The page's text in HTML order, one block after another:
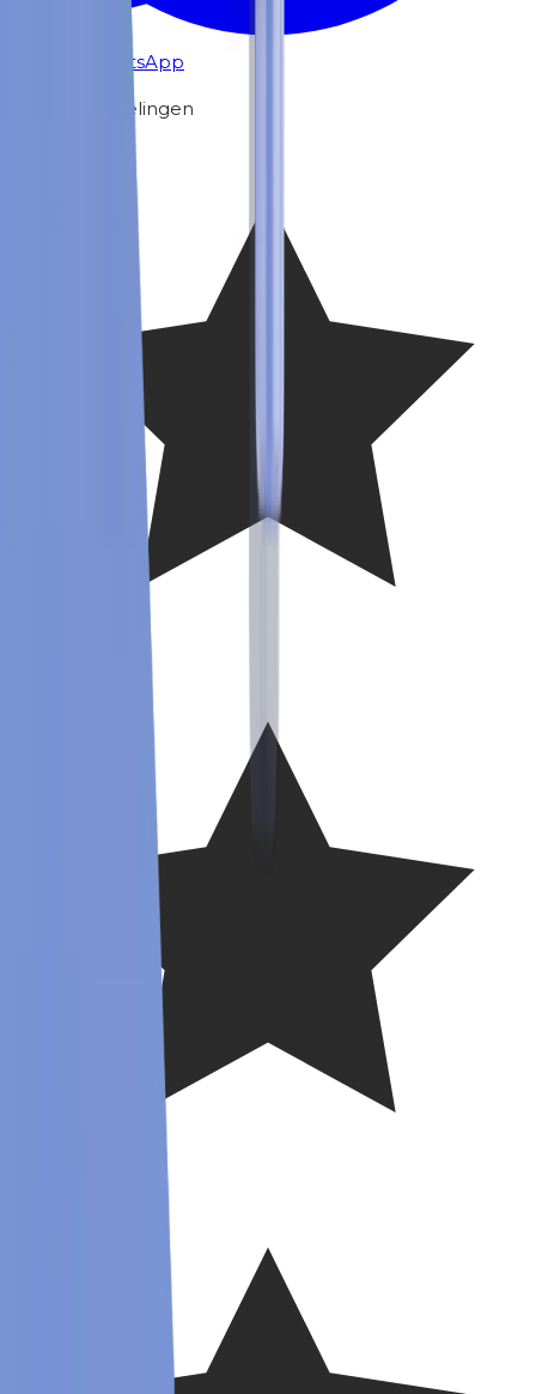
Chat via WhatsApp
Klantbeoordelingen